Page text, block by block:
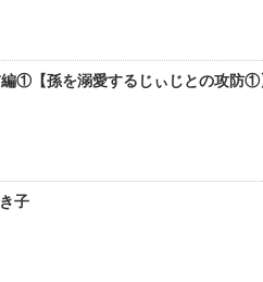
①【孫を溺愛するじぃじとの攻防
子